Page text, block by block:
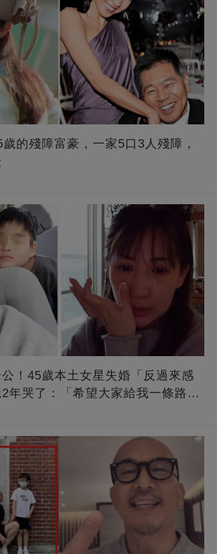
的殘障富豪，一家5口3人殘障，
！45歲本土女星失婚「反過來感
哭了：「希望大家給我一條路